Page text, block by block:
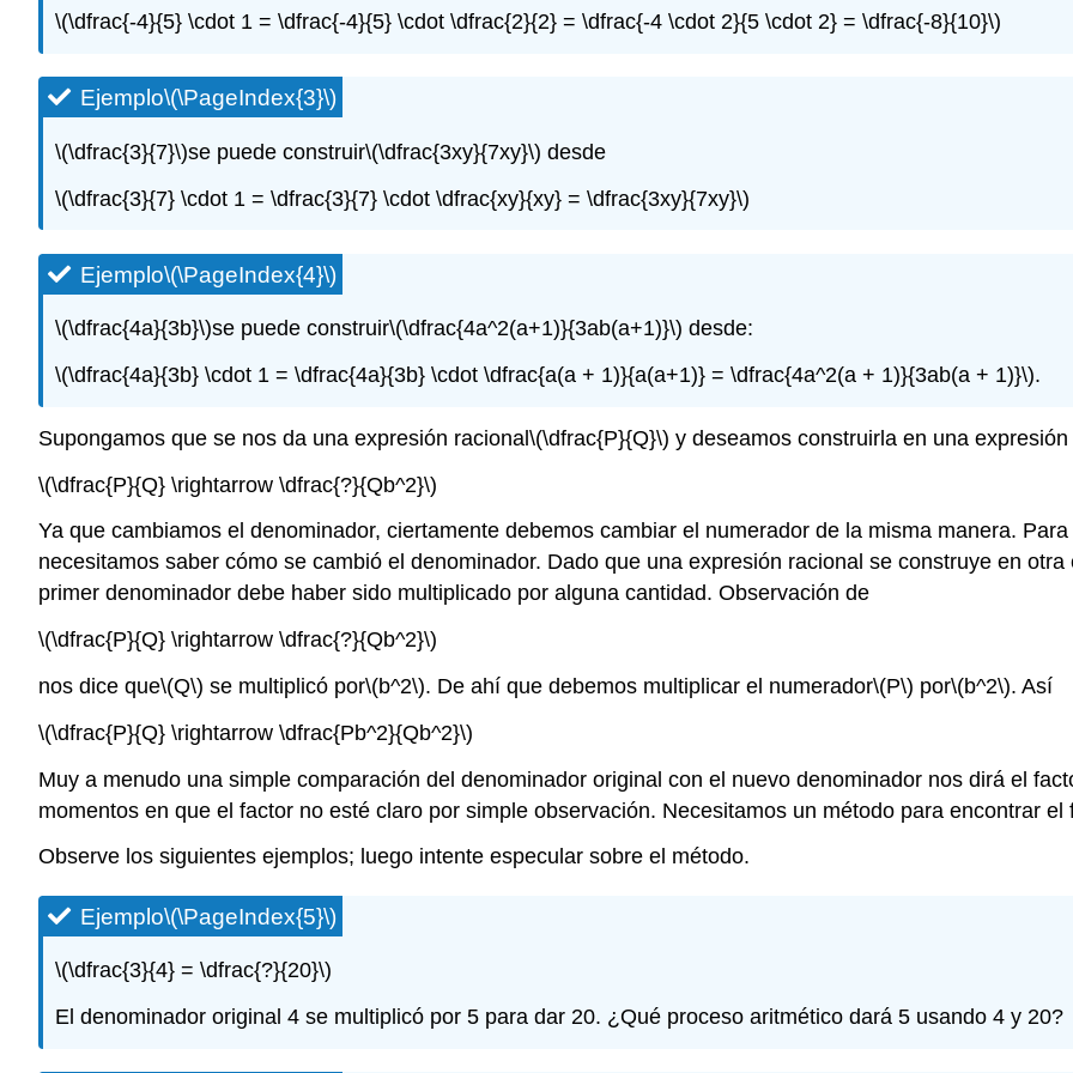
\(\dfrac{-4}{5} \cdot 1 = \dfrac{-4}{5} \cdot \dfrac{2}{2} = \dfrac{-4 \cdot 2}{5 \cdot 2} = \dfrac{-8}{10}\)
Ejemplo\(\PageIndex{3}\)
\(\dfrac{3}{7}\)se puede construir\(\dfrac{3xy}{7xy}\) desde
\(\dfrac{3}{7} \cdot 1 = \dfrac{3}{7} \cdot \dfrac{xy}{xy} = \dfrac{3xy}{7xy}\)
Ejemplo\(\PageIndex{4}\)
\(\dfrac{4a}{3b}\)se puede construir\(\dfrac{4a^2(a+1)}{3ab(a+1)}\) desde:
\(\dfrac{4a}{3b} \cdot 1 = \dfrac{4a}{3b} \cdot \dfrac{a(a + 1)}{a(a+1)} = \dfrac{4a^2(a + 1)}{3ab(a + 1)}\).
Supongamos que se nos da una expresión racional\(\dfrac{P}{Q}\) y deseamos construirla en una
\(\dfrac{P}{Q} \rightarrow \dfrac{?}{Qb^2}\)
Ya que cambiamos el denominador, ciertamente debemos cambiar el numerador de la misma manera.
necesitamos saber cómo se cambió el denominador. Dado que una expresión racional se construye en
primer denominador debe haber sido multiplicado por alguna cantidad. Observación de
\(\dfrac{P}{Q} \rightarrow \dfrac{?}{Qb^2}\)
nos dice que\(Q\) se multiplicó por\(b^2\). De ahí que debemos multiplicar el numerador\(P\) por\(b^2\). Así
\(\dfrac{P}{Q} \rightarrow \dfrac{Pb^2}{Qb^2}\)
Muy a menudo una simple comparación del denominador original con el nuevo denominador nos dirá el
momentos en que el factor no esté claro por simple observación. Necesitamos un método para encontrar el
Observe los siguientes ejemplos; luego intente especular sobre el método.
Ejemplo\(\PageIndex{5}\)
\(\dfrac{3}{4} = \dfrac{?}{20}\)
El denominador original 4 se multiplicó por 5 para dar 20. ¿Qué proceso aritmético dará 5 usando 4 y 20?